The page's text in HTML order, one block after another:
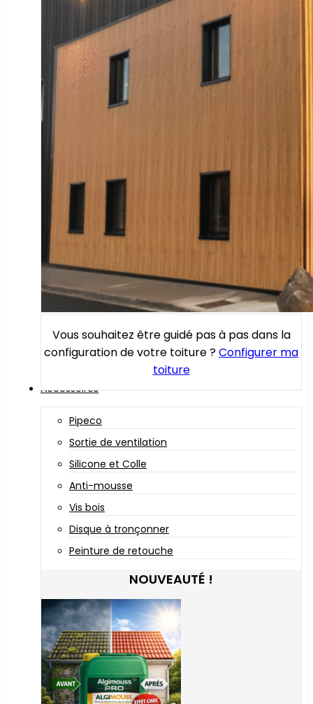
Vous souhaitez être guidé pas à pas dans la
configuration de votre toiture ?Configurer ma
toiture
Accessoires
Pipeco
Sortie de ventilation
Silicone et Colle
Anti-mousse
Vis bois
Disque à tronçonner
Peinture de retouche
NOUVEAUTÉ !